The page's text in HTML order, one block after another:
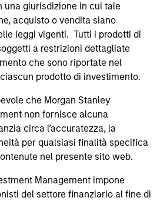
una giurisdizione in cui tale
acquisto o vendita siano
leggi vigenti. Tutti i prodotti di
a restrizioni dettagliate
che sono riportate nel
prodotto di investimento.
che Morgan Stanley
non fornisce alcuna
circa l’accuratezza, la
per qualsiasi finalità specifica
nel presente sito web.
Management impone
del settore finanziario al fine di
Team Members.
page is for informational
contained herein does
not be construed as an
or an offer to sell or a
to buy any securities in any
such offer or solicitation,
be unlawful under the
or other laws of such jurisdiction.
risks, including a loss of principal.
detail page for important
including additional risk